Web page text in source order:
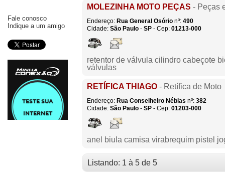
Fale conosco
Indique a um amigo
MOLEZINHA MOTO PEÇAS - Peças
Endereço: Rua General Osório nº: 490
Cidade: São Paulo - SP - Cep: 01213-000
retentor de válvula cilindro cabeçote
válvulas
RETÍFICA THIAGO - Retífica de Moto
Endereço: Rua Conselheiro Nébias nº: 382
Cidade: São Paulo - SP - Cep: 01203-000
anel biula camisa virabrequim pistel
Listando: 1 à 5 de 5